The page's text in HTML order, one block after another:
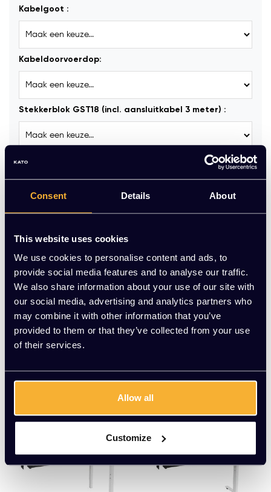
Consent Details About
This website uses cookies
We use cookies to personalise content and ads, to
provide social media features and to analyse our traffic.
We also share information about your use of our site with
our social media, advertising and analytics partners who
may combine it with other information that you’ve
provided to them or that they’ve collected from your use
of their services.
Allow all
Customize
Kabelgoot :
Kabeldoorvoerdop:
Stekkerblok GST18 (incl. aansluitkabel 3 meter) :
Levering binnen 15 werkdagen (speciale kleur werkblad:
8-10 weken)
Toevoegen aan winkelwagen
Vraag jouw persoonlijke aanbieding aan
Vrijblijvende offerte
Productomschrijving